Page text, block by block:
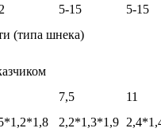
5-15
5-15
(типа шнека)
7,5
11
2,2*1,3*1,9